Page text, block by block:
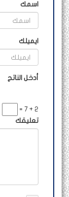
اسمك
ايميلك
أدخل الناتج
2 + 7 =
تعليقك